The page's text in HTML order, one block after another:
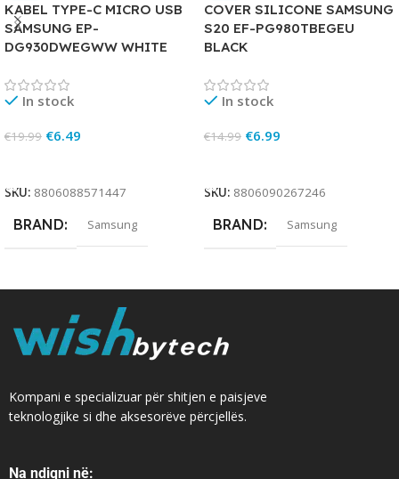
KABEL TYPE-C MICRO USB
SAMSUNG EP-
DG930DWEGWW WHITE
In stock
€19.99 €6.49
SKU: 8806088571447
BRAND Samsung
COVER SILICONE SAMSUNG
S20 EF-PG980TBEGEU
BLACK
In stock
€14.99 €6.99
SKU: 8806090267246
BRAND Samsung
Kompani e specializuar për shitjen e paisjeve
teknologjike si dhe aksesorëve përcjellës.
Na ndiqni në: